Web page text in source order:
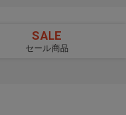
SALE
セール商品